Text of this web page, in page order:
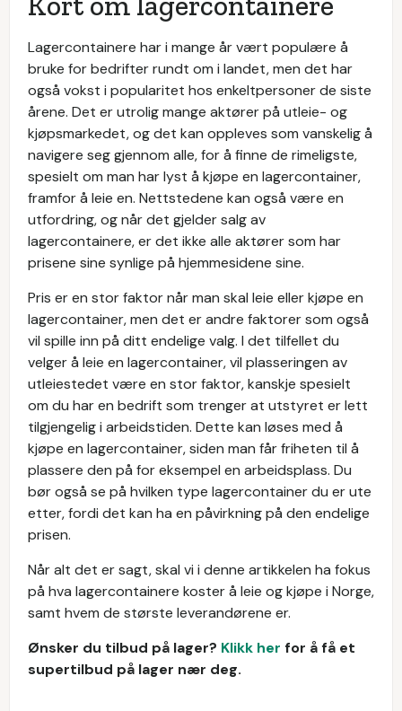
Lagercontainere har i mange år vært populære å
bruke for bedrifter rundt om i landet, men det har
også vokst i popularitet hos enkeltpersoner de siste
årene. Det er utrolig mange aktører på utleie- og
kjøpsmarkedet, og det kan oppleves som vanskelig å
navigere seg gjennom alle, for å finne de rimeligste,
spesielt om man har lyst å kjøpe en lagercontainer,
framfor å leie en. Nettstedene kan også være en
utfordring, og når det gjelder salg av
lagercontainere, er det ikke alle aktører som har
prisene sine synlige på hjemmesidene sine.
Pris er en stor faktor når man skal leie eller kjøpe en
lagercontainer, men det er andre faktorer som også
vil spille inn på ditt endelige valg. I det tilfellet du
velger å leie en lagercontainer, vil plasseringen av
utleiestedet være en stor faktor, kanskje spesielt
om du har en bedrift som trenger at utstyret er lett
tilgjengelig i arbeidstiden. Dette kan løses med å
kjøpe en lagercontainer, siden man får friheten til å
plassere den på for eksempel en arbeidsplass. Du
bør også se på hvilken type lagercontainer du er ute
etter, fordi det kan ha en påvirkning på den endelige
prisen.
Når alt det er sagt, skal vi i denne artikkelen ha fokus
på hva lagercontainere koster å leie og kjøpe i Norge,
samt hvem de største leverandørene er.
Ønsker du tilbud på lager? Klikk her for å få et
supertilbud på lager nær deg.